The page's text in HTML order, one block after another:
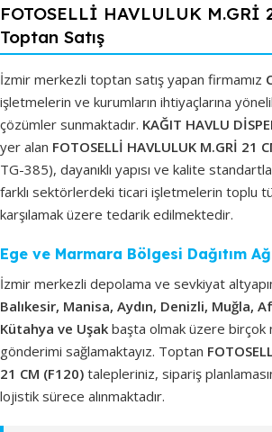
FOTOSELLİ HAVLULUK M.GRİ
Toptan Satış
İzmir merkezli toptan satış yapan firmamız
işletmelerin ve kurumların ihtiyaçlarına
çözümler sunmaktadır. KAĞIT HAVLU
yer alan FOTOSELLİ HAVLULUK M.GRİ 21
TG-385), dayanıklı yapısı ve kalite
farklı sektörlerdeki ticari işletmelerin toplu
karşılamak üzere tedarik edilmektedir.
Ege ve Marmara Bölgesi Dağıtım
İzmir merkezli depolama ve sevkiyat
Balıkesir, Manisa, Aydın, Denizli, Muğla,
Kütahya ve Uşak başta olmak üzere birçok
gönderimi sağlamaktayız. Toptan
21 CM (F120) talepleriniz, sipariş
lojistik sürece alınmaktadır.